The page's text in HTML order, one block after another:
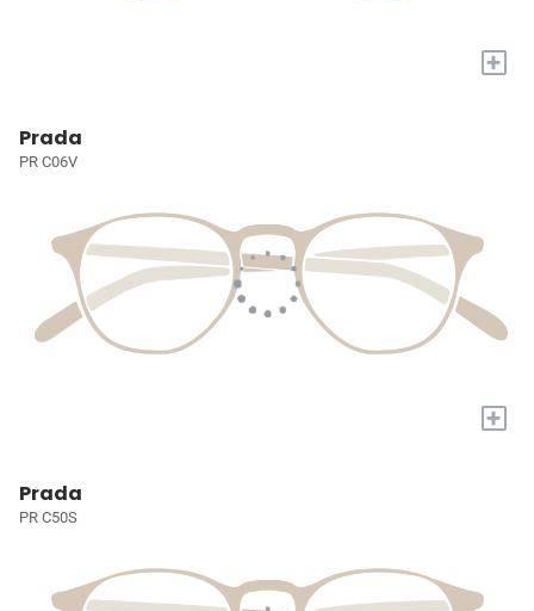
+
Prada
PR C06V
+
Prada
PR C50S